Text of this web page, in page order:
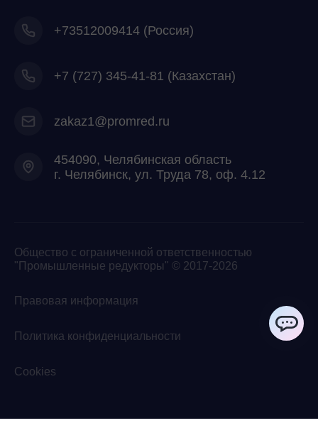
+73512009414 (Россия)
+7 (727) 345-41-81 (Казахстан)
zakaz1@promred.ru
454090, Челябинская область
г. Челябинск, ул. Труда 78, оф. 4.12
Общество с ограниченной ответственностью
"Промышленные редукторы" © 2017-2026
Правовая информация
Политика конфиденциальности
Cookies
ChatApp